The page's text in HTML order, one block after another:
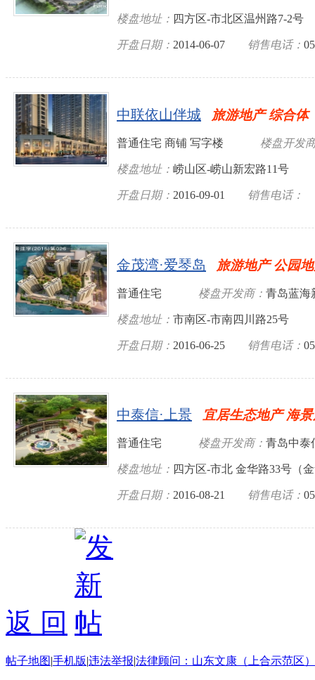
楼盘地址： 四方区-市北区温州路7-2号
开盘日期： 2014-06-07 销售电话：
中联依山伴城 旅游地产 综合体
普通住宅 商铺 写字楼 楼盘开发
楼盘地址： 崂山区-崂山新宏路11号
开盘日期： 2016-09-01 销售电话：
金茂湾·爱琴岛 旅游地产 公园
普通住宅 楼盘开发商： 青岛蓝海
楼盘地址： 市南区-市南四川路25号
开盘日期： 2016-06-25 销售电话：
中泰信·上景 宜居生态地产 海
普通住宅 楼盘开发商： 青岛中泰
楼盘地址： 四方区-市北 金华路33号（
开盘日期： 2016-08-21 销售电话：
返 回
帖子地图|手机版|违法举报|法律顾问：山东文康（上合示范区